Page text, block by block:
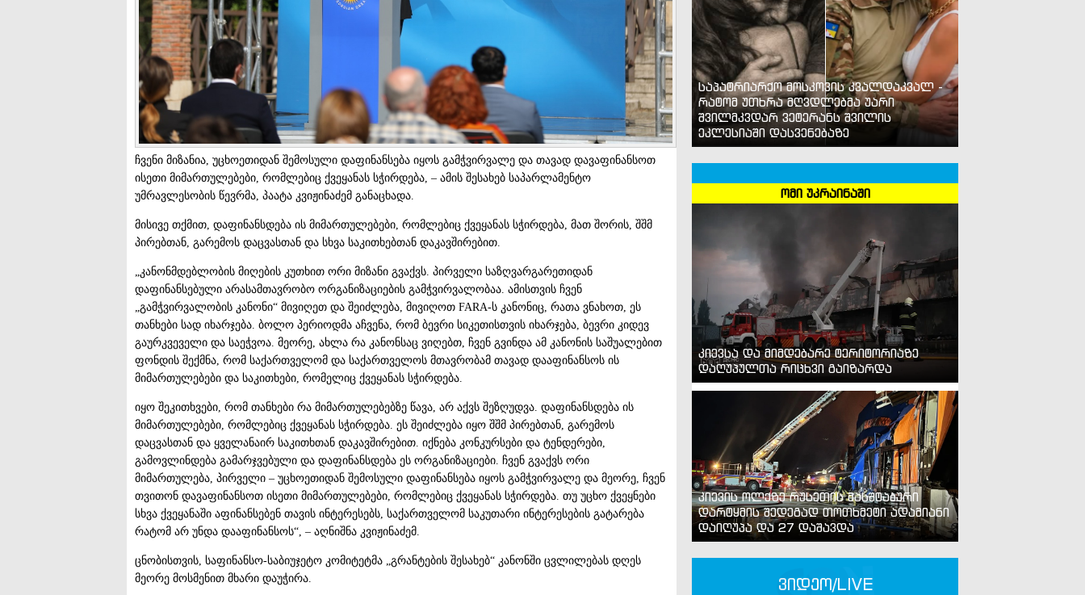
ჩვენი მიზანია, უცხოეთიდან შემოსული დაფინანსება იყოს გამჭვირვალე და თავად დავაფინანსოთ
ისეთი მიმართულებები, რომლებიც ქვეყანას სჭირდება, – ამის შესახებ საპარლამენტო
უმრავლესობის წევრმა, პაატა კვიჟინაძემ განაცხადა.
მისივე თქმით, დაფინანსდება ის მიმართულებები, რომლებიც ქვეყანას სჭირდება, მათ შორის, შშმ
პირებთან, გარემოს დაცვასთან და სხვა საკითხებთან დაკავშირებით.
„კანონმდებლობის მიღების კუთხით ორი მიზანი გვაქვს. პირველი საზღვარგარეთიდან
დაფინანსებული არასამთავრობო ორგანიზაციების გამჭვირვალობაა. ამისთვის ჩვენ
„გამჭვირვალობის კანონი“ მივიღეთ და შეიძლება, მივიღოთ FARA-ს კანონიც, რათა ვნახოთ, ეს
თანხები სად იხარჯება. ბოლო პერიოდმა აჩვენა, რომ ბევრი სიკეთისთვის იხარჯება, ბევრი კიდევ
გაურკვეველი და საეჭვოა. მეორე, ახლა რა კანონსაც ვიღებთ, ჩვენ გვინდა ამ კანონის საშუალებით
ფონდის შექმნა, რომ საქართველომ და საქართველოს მთავრობამ თავად დააფინანსოს ის
მიმართულებები და საკითხები, რომელიც ქვეყანას სჭირდება.
იყო შეკითხვები, რომ თანხები რა მიმართულებებზე წავა, არ აქვს შეზღუდვა. დაფინანსდება ის
მიმართულებები, რომლებიც ქვეყანას სჭირდება. ეს შეიძლება იყო შშმ პირებთან, გარემოს
დაცვასთან და ყველანაირ საკითხთან დაკავშირებით. იქნება კონკურსები და ტენდერები,
გამოვლინდება გამარჯვებული და დაფინანსდება ეს ორგანიზაციები. ჩვენ გვაქვს ორი
მიმართულება, პირველი – უცხოეთიდან შემოსული დაფინანსება იყოს გამჭვირვალე და მეორე, ჩვენ
თვითონ დავაფინანსოთ ისეთი მიმართულებები, რომლებიც ქვეყანას სჭირდება. თუ უცხო ქვეყნები
სხვა ქვეყანაში აფინანსებენ თავის ინტერესებს, საქართველომ საკუთარი ინტერესების გატარება
რატომ არ უნდა დააფინანსოს“, – აღნიშნა კვიჟინაძემ.
ცნობისთვის, საფინანსო-საბიუჯეტო კომიტეტმა „გრანტების შესახებ“ კანონში ცვლილებას დღეს
მეორე მოსმენით მხარი დაუჭირა.
საპატრიარქო მოსკოვის კვალდაკვალ -
რატომ უთხრა მღვდლებმა უარი
შვილმკვდარ ვეტერანს შვილის
ეკლესიაში დასვენებაზე
ომი უკრაინაში
კიევსა და მიმდებარე ტერიტორიაზე
დაღუპულთა რიცხვი გაიზარდა
კიევის ოლქზე რუსეთის მასშტაბური
დარტყმის შედეგად თოთხმეტი ადამიანი
დაიღუპა და 27 დაშავდა
ვიდეო/LIVE